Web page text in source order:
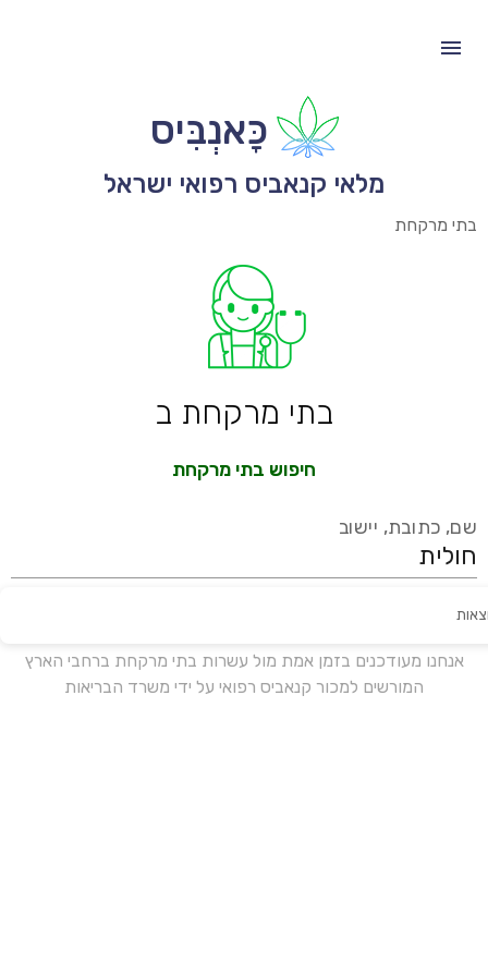
כָּאנְבִּיס
מלאי קנאביס רפואי ישראל
בתי מרקחת
בתי מרקחת ב
חיפוש בתי מרקחת
שם, כתובת, יישוב
אנחנו מעודכנים בזמן אמת מול עשרות בתי מרקחת ברחבי הארץ
המורשים למכור קנאביס רפואי על ידי משרד הבריאות